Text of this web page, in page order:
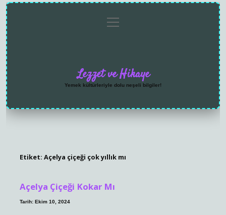
menüyü
aç
Lezzet ve Hikaye
Yemek kültürleriyle dolu neşeli bilgiler!
Etiket: Açelya çiçeği çok yıllık mı
Açelya Çiçeği Kokar Mı
Tarih: Ekim 10, 2024